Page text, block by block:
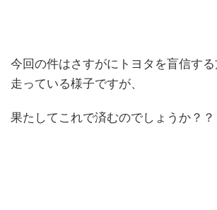
今回の件はさすがにトヨタを盲信す
走っている様子ですが、
果たしてこれで済むのでしょうか？？